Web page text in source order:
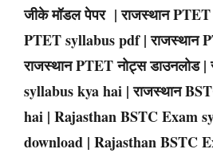
जीके मॉडल पेपर |राजस्थानPTET
PTETsyllabus pdf |राजस्थान
राजस्थानPTETनोट्स डाउनलोड |
syllabus kya hai |राजस्थान
hai | RajasthanBSTCExam
download | RajasthanBSTC